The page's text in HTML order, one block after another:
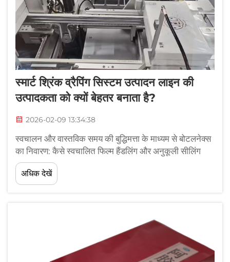
स्मार्ट श्रिंक व्रैपिंग सिस्टम उत्पादन लाइन की
उत्पादकता को क्यों बेहतर बनाता है?
2026-02-09 13:34:38
स्वचालन और वास्तविक समय की बुद्धिमत्ता के माध्यम से बोटलनेक्स
का निवारण: कैसे स्वचालित फिल्म हैंडलिंग और अनुकूली सीलिंग
मैनुअल हस्तक्षेप और लाइन रुकावटों को कम करती है। स्मार्ट
श्रिंक व्रैपिंग प्रणालियाँ उन छोटी-छोटी धीमी गति को कम कर देती
हैं, क्योंकि वे...
अधिक देखें